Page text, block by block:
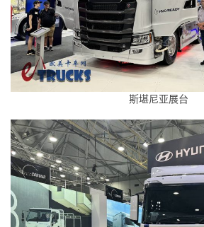
斯堪尼亚展台